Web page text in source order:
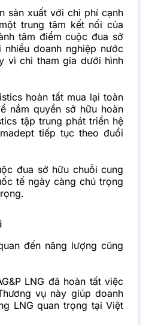
sản xuất với chi phí cạnh
trung tâm kết nối của
tâm điểm cuộc đua sở
doanh nghiệp nước
vì chỉ tham gia dưới hình
hoàn tất mua lại toàn
nắm quyền sở hữu hoàn
tập trung phát triển hệ
tiếp tục theo đuổi
đua sở hữu chuỗi cung
tế ngày càng chú trọng
đến năng lượng cũng
LNG đã hoàn tất việc
vụ này giúp doanh
LNG quan trọng tại Việt